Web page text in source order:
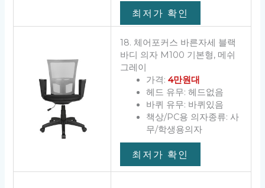
최저가 확인
18. 체어포커스 바른자세 블랙
바디 의자 M100 기본형, 메쉬
그레이
가격: 4만원대
헤드 유무: 헤드없음
바퀴 유무: 바퀴있음
책상/PC용 의자종류: 사
무/학생용의자
최저가 확인